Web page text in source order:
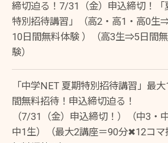
締切迫る！7/31（金）申込締切！「
特別招待講習」（高2・高1・高0生
10日間無料体験 ）（高3生⇒5日間
験）
「中学NET 夏期特別招待講習」最大
間無料招待！申込締切迫る！
（7/31（金）申込締切！）（中3・
中1生）（最大2講座＝90分✖12コマ